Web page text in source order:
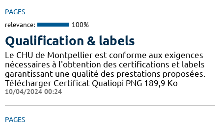
PAGES
relevance: 100%
Qualification & labels
Le CHU de Montpellier est conforme aux exigences
nécessaires à l'obtention des certifications et labels
garantissant une qualité des prestations proposées.
Télécharger Certificat Qualiopi PNG 189,9 Ko
10/04/2024 00:24
PAGES